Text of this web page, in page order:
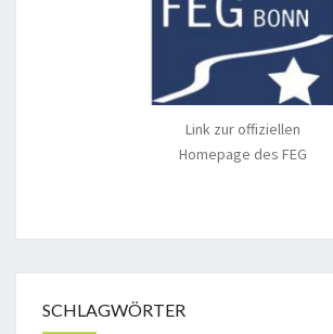
Link zur offiziellen
Homepage des FEG
SCHLAGWÖRTER